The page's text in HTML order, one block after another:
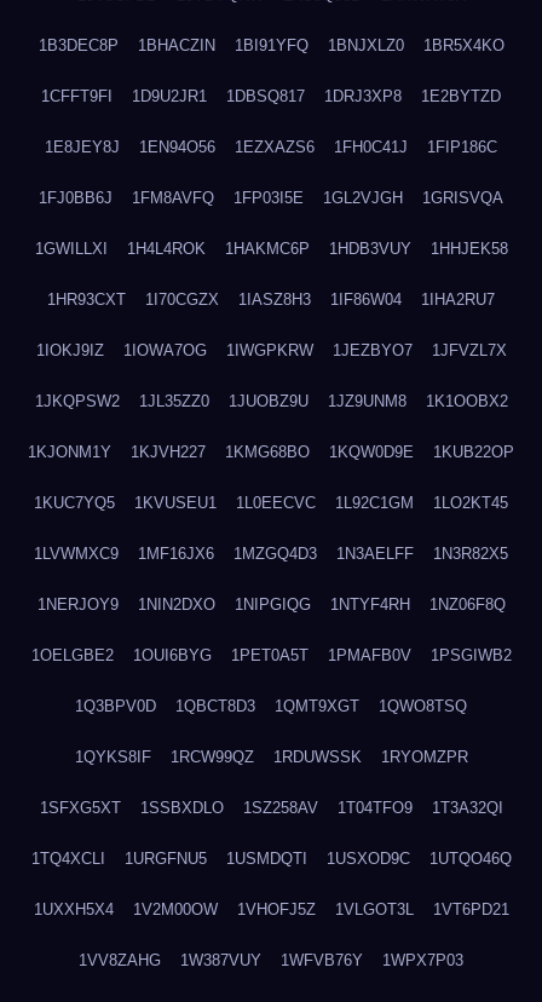
1B3DEC8P 1BHACZIN 1BI91YFQ 1BNJXLZ0 1BR5X4KO
1CFFT9FI 1D9U2JR1 1DBSQ817 1DRJ3XP8 1E2BYTZD
1E8JEY8J 1EN94O56 1EZXAZS6 1FH0C41J 1FIP186C
1FJ0BB6J 1FM8AVFQ 1FP03I5E 1GL2VJGH 1GRISVQA
1GWILLXI 1H4L4ROK 1HAKMC6P 1HDB3VUY 1HHJEK58
1HR93CXT 1I70CGZX 1IASZ8H3 1IF86W04 1IHA2RU7
1IOKJ9IZ 1IOWA7OG 1IWGPKRW 1JEZBYO7 1JFVZL7X
1JKQPSW2 1JL35ZZ0 1JUOBZ9U 1JZ9UNM8 1K1OOBX2
1KJONM1Y 1KJVH227 1KMG68BO 1KQW0D9E 1KUB22OP
1KUC7YQ5 1KVUSEU1 1L0EECVC 1L92C1GM 1LO2KT45
1LVWMXC9 1MF16JX6 1MZGQ4D3 1N3AELFF 1N3R82X5
1NERJOY9 1NIN2DXO 1NIPGIQG 1NTYF4RH 1NZ06F8Q
1OELGBE2 1OUI6BYG 1PET0A5T 1PMAFB0V 1PSGIWB2
1Q3BPV0D 1QBCT8D3 1QMT9XGT 1QWO8TSQ
1QYKS8IF 1RCW99QZ 1RDUWSSK 1RYOMZPR
1SFXG5XT 1SSBXDLO 1SZ258AV 1T04TFO9 1T3A32QI
1TQ4XCLI 1URGFNU5 1USMDQTI 1USXOD9C 1UTQO46Q
1UXXH5X4 1V2M00OW 1VHOFJ5Z 1VLGOT3L 1VT6PD21
1VV8ZAHG 1W387VUY 1WFVB76Y 1WPX7P03